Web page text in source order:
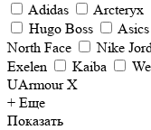
Adidas
Arcteryx
Hugo Boss
Asics
North Face
Nike
Exelen
Kaiba
UArmour X
+ Еще
Показать